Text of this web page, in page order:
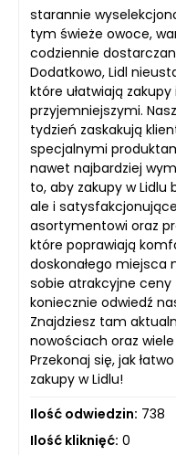
starannie
tym świeże owoce,
codziennie
Dodatkowo, Lidl
które ułatwiają
przyjemniejszymi.
tydzień zaskakują
specjalnymi
nawet najbardziej
to, aby zakupy w Lidlu
ale i
asortymentowi oraz
które poprawiają
doskonałego miejsca
sobie atrakcyjne ceny
koniecznie odwiedź
Znajdziesz tam
nowościach oraz
Przekonaj się, jak
zakupy w Lidlu!
Ilość odwiedzin: 738
Ilość kliknięć: 0